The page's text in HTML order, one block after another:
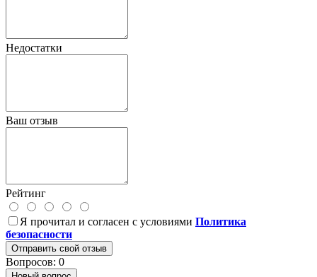
Недостатки
Ваш отзыв
Рейтинг
Я прочитал и согласен с условиями Политика
безопасности
Отправить свой отзыв
Вопросов: 0